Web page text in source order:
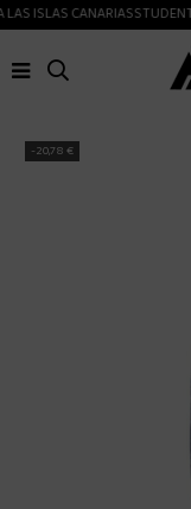
ISLAS CANARIAS
-20,78 €